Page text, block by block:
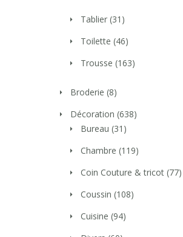
Tablier (31)
Toilette (46)
Trousse (163)
Broderie (8)
Décoration (638)
Bureau (31)
Chambre (119)
Coin Couture & tricot (77)
Coussin (108)
Cuisine (94)